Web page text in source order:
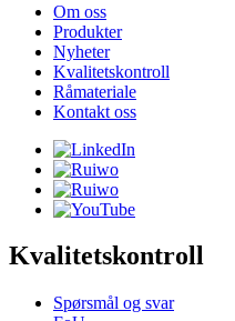
Om oss
Produkter
Nyheter
Kvalitetskontroll
Råmateriale
Kontakt oss
Kvalitetskontroll
Spørsmål og svar